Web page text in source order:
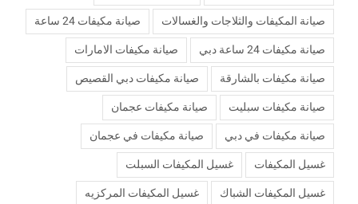
صيانة المكيفات والثلاجات والغسالات صيانة مكيفات 24 ساعة
صيانة مكيفات 24 ساعة دبي صيانة مكيفات الامارات
صيانة مكيفات بالشارقة صيانة مكيفات دبي القصيص
صيانة مكيفات سبليت صيانة مكيفات عجمان
صيانة مكيفات في دبي صيانة مكيفات في عجمان
غسيل المكيفات غسيل المكيفات السبلت
غسيل المكيفات الشباك غسيل المكيفات المركزيه